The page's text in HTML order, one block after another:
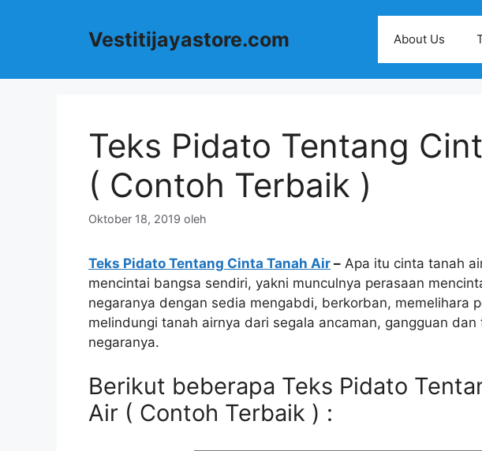
Vestitijayastore.com About Us
Teks Pidato Tentang
( Contoh Terbaik )
Oktober 18, 2019 oleh
Teks Pidato Tentang Cinta Tanah Air – Apa itu cinta tanah
mencintai bangsa sendiri, yakni munculnya perasaan
negaranya dengan sedia mengabdi, berkorban, memelihara
melindungi tanah airnya dari segala ancaman, gangguan
negaranya.
Berikut beberapa Teks Pidato
Air ( Contoh Terbaik ) :